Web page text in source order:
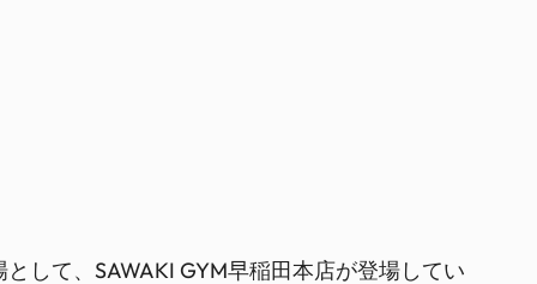
して、SAWAKI GYM早稲田本店が登場してい